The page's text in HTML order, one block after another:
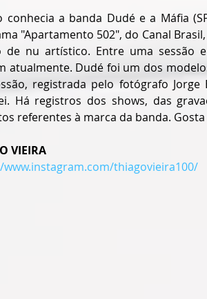
conhecia a banda Dudé e a Máfia
"Apartamento 502", do Canal
de nu artístico. Entre uma sessão
atualmente. Dudé foi um dos
registrada pelo fotógrafo
Há registros dos shows, das
referentes à marca da banda.
VIEIRA
thiagovieira100/